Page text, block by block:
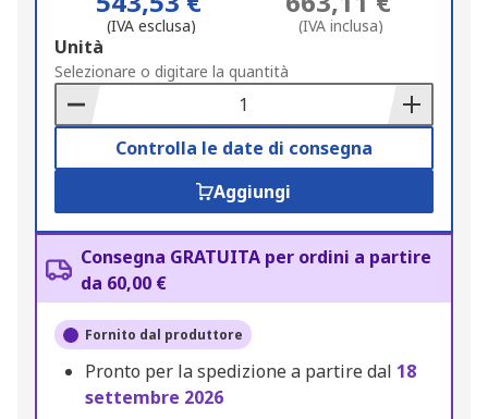
(IVA esclusa) (IVA inclusa)
Add
to
Basket
Unità
Selezionare o digitare la quantità
Controlla le date di consegna
Aggiungi
Consegna GRATUITA per ordini a partire
da 60,00 €
Fornito dal produttore
Pronto per la spedizione a partire dal 18
settembre 2026